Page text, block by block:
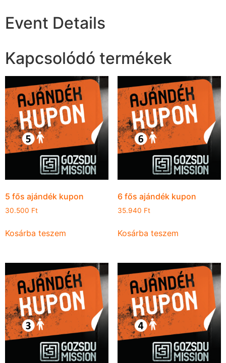
Event Details
Kapcsolódó termékek
5 fős ajándék kupon
30.500 Ft
Kosárba teszem
6 fős ajándék kupon
35.940 Ft
Kosárba teszem